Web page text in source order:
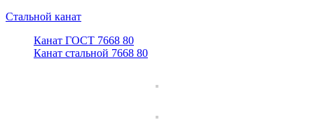
Стальной канат
Канат ГОСТ 7668 80
Канат стальной 7668 80